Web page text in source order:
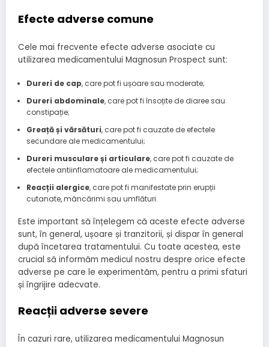
Efecte adverse comune
Cele mai frecvente efecte adverse asociate cu
utilizarea medicamentului Magnosun Prospect sunt:
Dureri de cap, care pot fi ușoare sau moderate;
Dureri abdominale, care pot fi însoțite de diaree sau
constipație;
Greață și vărsături, care pot fi cauzate de efectele
secundare ale medicamentului;
Dureri musculare și articulare, care pot fi cauzate de
efectele antiinflamatoare ale medicamentului;
Reacții alergice, care pot fi manifestate prin erupții
cutanate, mâncărimi sau umflături.
Este important să înțelegem că aceste efecte adverse
sunt, în general, ușoare și tranzitorii, și dispar în general
după încetarea tratamentului. Cu toate acestea, este
crucial să informăm medicul nostru despre orice efecte
adverse pe care le experimentăm, pentru a primi sfaturi
și îngrijire adecvate.
Reacții adverse severe
În cazuri rare, utilizarea medicamentului Magnosun